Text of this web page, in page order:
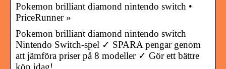
Pokemon brilliant diamond nintendo switch •
PriceRunner »
Pokemon brilliant diamond nintendo switch
Nintendo Switch-spel ✓ SPARA pengar genom
att jämföra priser på 8 modeller ✓ Gör ett bättre
köp idag!